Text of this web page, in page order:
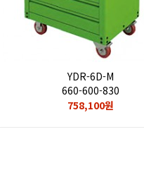
YDR-6D-M
660-600-830
758,100원